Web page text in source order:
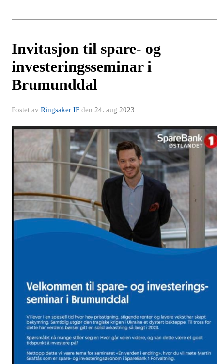
Invitasjon til spare- og
investeringsseminar i
Brumunddal
Postet av Ringsaker IF den 24. aug 2023